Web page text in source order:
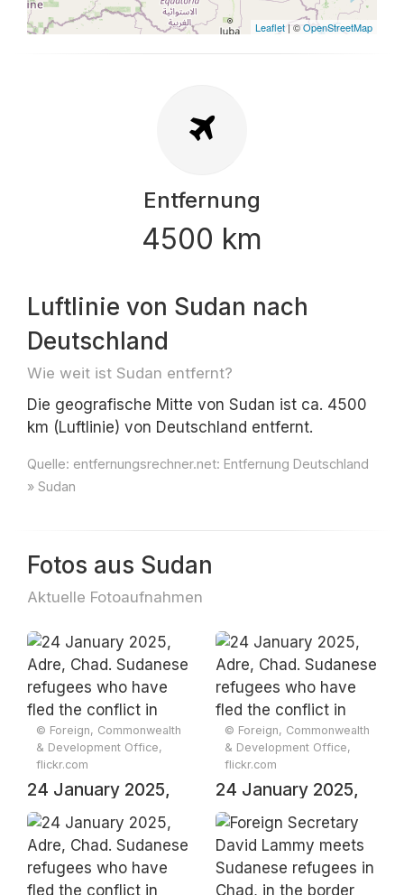
Leaflet | ©OpenStreetMap
Entfernung
4500 km
Luftlinie von Sudan nach
Deutschland
Wie weit ist Sudan entfernt?
Die geografische Mitte von Sudan ist ca. 4500
km (Luftlinie) von Deutschland entfernt.
Quelle: entfernungsrechner.net: Entfernung Deutschland
» Sudan
Fotos aus Sudan
Aktuelle Fotoaufnahmen
© Foreign, Commonwealth
& Development Office,
flickr.com
24 January 2025,
Adre, Chad.
Sudanese refugees
who have fled the
conflict in Sudan
© Foreign, Commonwealth
& Development Office,
flickr.com
24 January 2025,
Adre, Chad.
Sudanese refugees
who have fled the
conflict in Sudan